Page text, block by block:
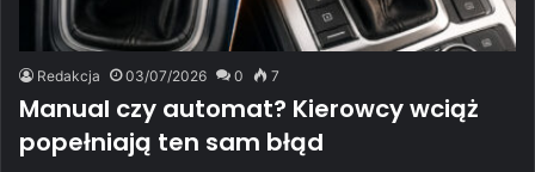
Redakcja 03/07/2026 0 7
Manual czy automat? Kierowcy wciąż
popełniają ten sam błąd